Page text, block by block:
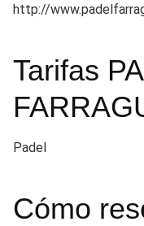
http://
Tarifas
Padel
Cómo